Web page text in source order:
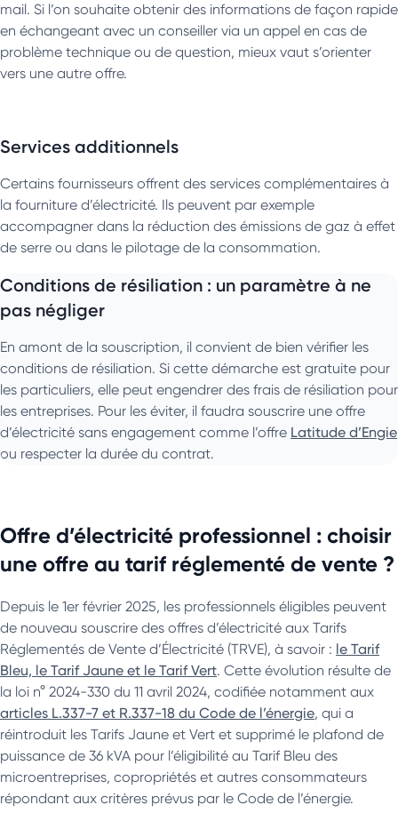
mail. Si l’on souhaite obtenir des informations de façon rapide
en échangeant avec un conseiller via un appel en cas de
problème technique ou de question, mieux vaut s’orienter
vers une autre offre.
Services additionnels
Certains fournisseurs offrent des services complémentaires à
la fourniture d’électricité. Ils peuvent par exemple
accompagner dans la réduction des émissions de gaz à effet
de serre ou dans le pilotage de la consommation.
Conditions de résiliation : un paramètre à ne
pas négliger
En amont de la souscription, il convient de bien vérifier les
conditions de résiliation. Si cette démarche est gratuite pour
les particuliers, elle peut engendrer des frais de résiliation pour
les entreprises. Pour les éviter, il faudra souscrire une offre
d’électricité sans engagement comme l’offre Latitude d’Engie
ou respecter la durée du contrat.
Offre d’électricité professionnel : choisir
une offre au tarif réglementé de vente ?
Depuis le 1er février 2025, les professionnels éligibles peuvent
de nouveau souscrire des offres d’électricité aux Tarifs
Réglementés de Vente d’Électricité (TRVE), à savoir : le Tarif
Bleu, le Tarif Jaune et le Tarif Vert. Cette évolution résulte de
la loi n° 2024-330 du 11 avril 2024, codifiée notamment aux
articles L.337-7 et R.337-18 du Code de l’énergie, qui a
réintroduit les Tarifs Jaune et Vert et supprimé le plafond de
puissance de 36 kVA pour l’éligibilité au Tarif Bleu des
microentreprises, copropriétés et autres consommateurs
répondant aux critères prévus par le Code de l’énergie.